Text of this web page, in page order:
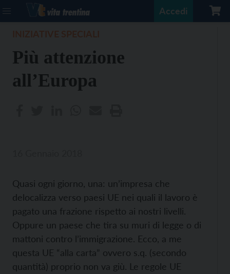
Accedi
Più attenzione
all’Europa
Quasi ogni giorno, una: un’impresa che
delocalizza verso paesi UE nei quali il lavoro è
pagato una frazione rispetto ai nostri livelli.
Oppure un paese che tira su muri di legge o di
mattoni contro l’immigrazione. Ecco, a me
questa UE “alla carta” ovvero s.q. (secondo
quantità) proprio non va giù. Le regole UE